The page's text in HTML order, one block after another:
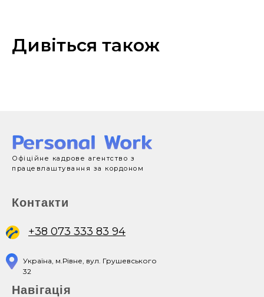
Дивіться також
Україна, м.Рівне, вул. Грушевського
32
+38 073 333 83 94
Офіційне кадрове агентство з
працевлаштування за кордоном
Контакти
Навігація